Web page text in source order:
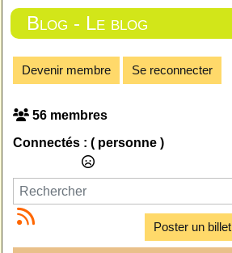
Blog - Le blog
Devenir membre Se reconnecter
56 membres
Connectés : ( personne )
Poster un billet